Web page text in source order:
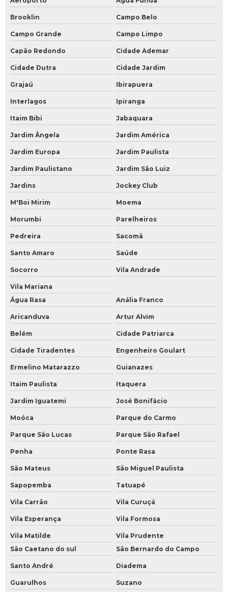
Brooklin Campo Belo
Campo Grande Campo Limpo
Capão Redondo Cidade Ademar
Cidade Dutra Cidade Jardim
Grajaú Ibirapuera
Interlagos Ipiranga
Itaim Bibi Jabaquara
Jardim Ângela Jardim América
Jardim Europa Jardim Paulista
Jardim Paulistano Jardim São Luiz
Jardins Jockey Club
M'Boi Mirim Moema
Morumbi Parelheiros
Pedreira Sacomã
Santo Amaro Saúde
Socorro Vila Andrade
Vila Mariana
Água Rasa
Anália Franco
Aricanduva Artur Alvim
Belém Cidade Patriarca
Cidade Tiradentes Engenheiro Goulart
Ermelino Matarazzo Guianazes
Itaim Paulista Itaquera
Jardim Iguatemi José Bonifácio
Moóca Parque do Carmo
Parque São Lucas Parque São Rafael
Penha Ponte Rasa
São Mateus São Miguel Paulista
Sapopemba Tatuapé
Vila Carrão Vila Curuçá
Vila Esperança Vila Formosa
Vila Matilde
Vila Prudente
São Caetano do sul
São Bernardo do Campo
Santo André Diadema
Guarulhos Suzano